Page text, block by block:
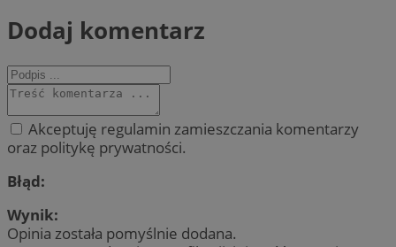
Dodaj komentarz
Akceptuję regulamin zamieszczania komentarzy
oraz politykę prywatności.
Błąd:
Wynik:
Opinia została pomyślnie dodana.